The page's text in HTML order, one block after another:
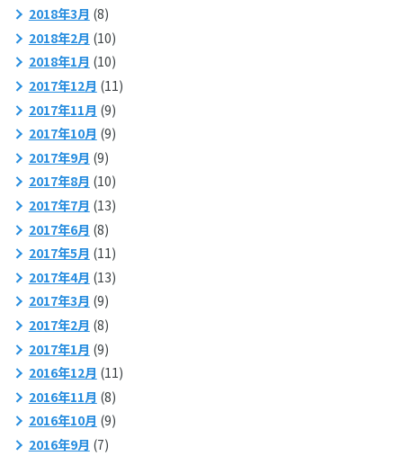
2018年3月 (8)
2018年2月 (10)
2018年1月 (10)
2017年12月 (11)
2017年11月 (9)
2017年10月 (9)
2017年9月 (9)
2017年8月 (10)
2017年7月 (13)
2017年6月 (8)
2017年5月 (11)
2017年4月 (13)
2017年3月 (9)
2017年2月 (8)
2017年1月 (9)
2016年12月 (11)
2016年11月 (8)
2016年10月 (9)
2016年9月 (7)